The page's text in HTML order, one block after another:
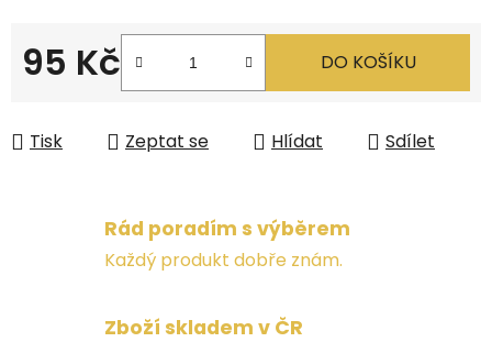
95 Kč
Měrná cena:
DO KOŠÍKU
Tisk Zeptat se Hlídat Sdílet
Rád poradím s výběrem
Každý produkt dobře znám.
Zboží skladem v ČR